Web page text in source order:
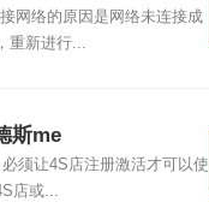
网络的原因是网络未连接成
重新进行...
斯me
须让4S店注册激活才可以使
店或...